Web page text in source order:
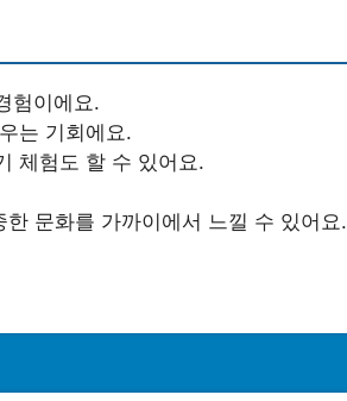
험이에요.
는 기회에요.
체험도 할 수 있어요.
문화를 가까이에서 느낄 수 있어요.